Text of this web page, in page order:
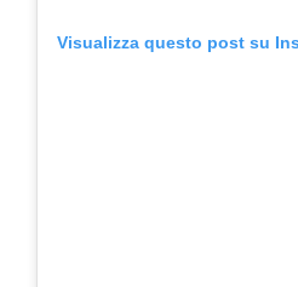
Visualizza questo post su